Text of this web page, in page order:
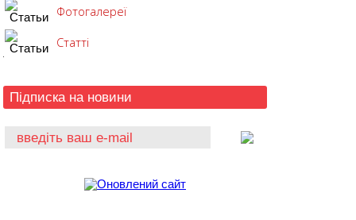
Фотогалереї
Статті
Підписка на новини